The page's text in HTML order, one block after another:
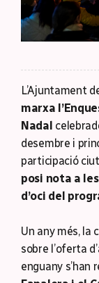
L’Ajuntament
marxa
Nadal
desembre i
participació
posi nota a
d’oci del
Un any més, la
sobre l’oferta
enguany s’han